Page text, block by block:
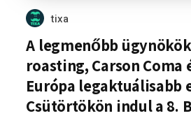
tixa
A legmenőbb
roasting, Carson Coma
Európa legaktuálisabb
Csütörtökön indul a 8.